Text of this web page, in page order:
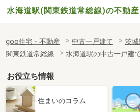
水海道駅(関東鉄道常総線)の不動
goo住宅・不動産 中古一戸建て 茨城
関東鉄道常総線
水海道駅の中古一戸建
お役立ち情報
住まいのコラム